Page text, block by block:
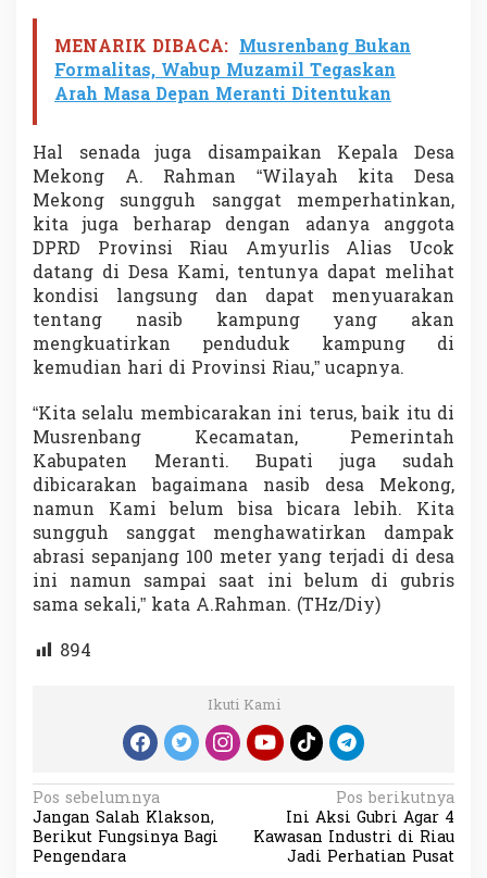
MENARIK DIBACA: Musrenbang Bukan
Formalitas, Wabup Muzamil Tegaskan
Arah Masa Depan Meranti Ditentukan
Hal senada juga disampaikan Kepala Desa
Mekong A. Rahman “Wilayah kita Desa
Mekong sungguh sanggat memperhatinkan,
kita juga berharap dengan adanya anggota
DPRD Provinsi Riau Amyurlis Alias Ucok
datang di Desa Kami, tentunya dapat melihat
kondisi langsung dan dapat menyuarakan
tentang nasib kampung yang akan
mengkuatirkan penduduk kampung di
kemudian hari di Provinsi Riau,” ucapnya.
“Kita selalu membicarakan ini terus, baik itu di
Musrenbang Kecamatan, Pemerintah
Kabupaten Meranti. Bupati juga sudah
dibicarakan bagaimana nasib desa Mekong,
namun Kami belum bisa bicara lebih. Kita
sungguh sanggat menghawatirkan dampak
abrasi sepanjang 100 meter yang terjadi di desa
ini namun sampai saat ini belum di gubris
sama sekali,” kata A.Rahman. (THz/Diy)
894
Ikuti Kami
N
a
v
Pos sebelumnya
Jangan Salah Klakson,
Berikut Fungsinya Bagi
Pengendara
Pos berikutnya
Ini Aksi Gubri Agar 4
Kawasan Industri di Riau
Jadi Perhatian Pusat